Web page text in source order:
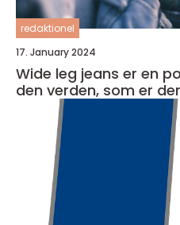
redaktionel
17. January 2024
Wide leg jeans er en
den verden, som er